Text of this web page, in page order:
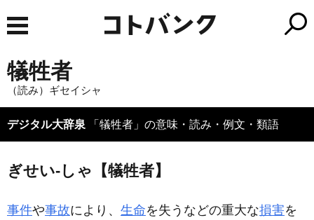
犠牲者
（読み）ギセイシャ
デジタル大辞泉 「犠牲者」の意味・読み・例文・類語
ぎせい‐しゃ【犠牲者】
事件や事故により、 生命を失うなどの重大な損害を